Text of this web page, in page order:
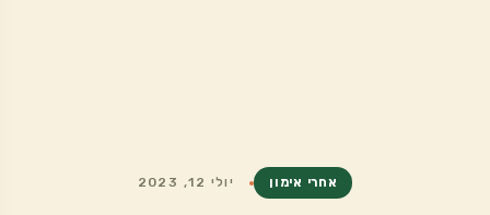
אחרי אימון יולי 12, 2023